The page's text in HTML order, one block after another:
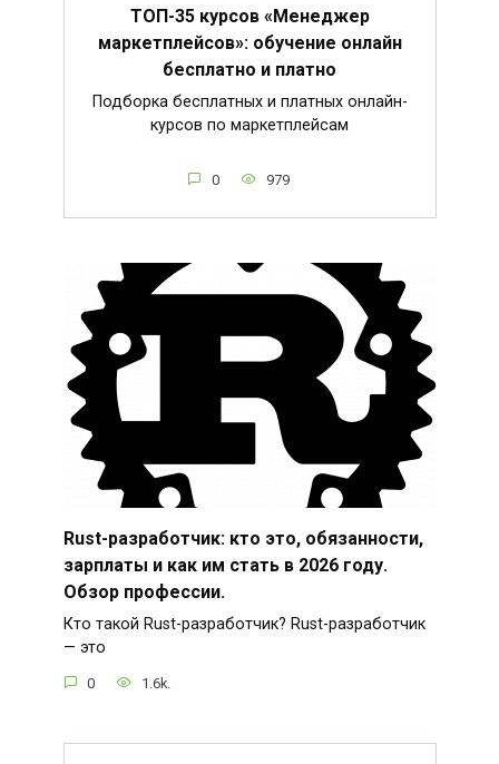
ТОП-35 курсов «Менеджер
маркетплейсов»: обучение онлайн
бесплатно и платно
Подборка бесплатных и платных онлайн-
курсов по маркетплейсам
0 979
Rust-разработчик: кто это, обязанности,
зарплаты и как им стать в 2026 году.
Обзор профессии.
Кто такой Rust-разработчик? Rust-разработчик
— это
0 1.6k.